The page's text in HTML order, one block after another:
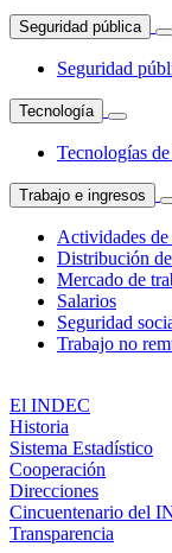
Seguridad pública
Seguridad
Tecnología
Tecnologías
Trabajo e ingresos
Actividades de
Distribución
Mercado de
Salarios
Seguridad
Trabajo no
El INDEC
Historia
Sistema Estadístico
Cooperación
Direcciones
Cincuentenario del
Transparencia